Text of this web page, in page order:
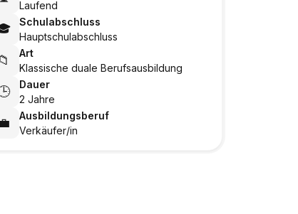
Laufend
Schulabschluss
Hauptschulabschluss
📁
Art
Klassische duale Berufsausbildung
Dauer
2 Jahre
Ausbildungsberuf
Verkäufer/in